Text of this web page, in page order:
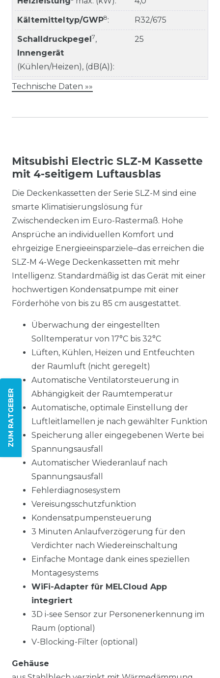
ZUM RATGEBER
Kältemitteltyp/GWP8: R32/675
Schalldruckpegel 7,
Innengerät
(Kühlen/Heizen), (dB(A)):
25
Technische Daten »»
Mitsubishi Electric SLZ-M Kassette
mit 4-seitigem Luftausblas
Die Deckenkassetten der Serie SLZ-M sind eine
smarte Klimatisierungslösung für
Zwischendecken im Euro-Rastermaß. Hohe
Ansprüche an individuellen Komfort und
ehrgeizige Energieeinsparziele–das erreichen die
SLZ-M 4-Wege Deckenkassetten mit mehr
Intelligenz. Standardmäßig ist das Gerät mit einer
hochwertigen Kondensatpumpe mit einer
Förderhöhe von bis zu 85 cm ausgestattet.
Überwachung der eingestellten
Solltemperatur von 17°C bis 32°C
Lüften, Kühlen, Heizen und Entfeuchten
der Raumluft (nicht geregelt)
Automatische Ventilatorsteuerung in
Abhängigkeit der Raumtemperatur
Automatische, optimale Einstellung der
Luftleitlamellen je nach gewählter Funktion
Speicherung aller eingegebenen Werte bei
Spannungsausfall
Automatischer Wiederanlauf nach
Spannungsausfall
Fehlerdiagnosesystem
Vereisungsschutzfunktion
Kondensatpumpensteuerung
3 Minuten Anlaufverzögerung für den
Verdichter nach Wiedereinschaltung
Einfache Montage dank eines speziellen
Montagesystems
WiFi-Adapter für MELCloud App
integriert
3D i-see Sensor zur Personenerkennung im
Raum (optional)
V-Blocking-Filter (optional)
Gehäuse